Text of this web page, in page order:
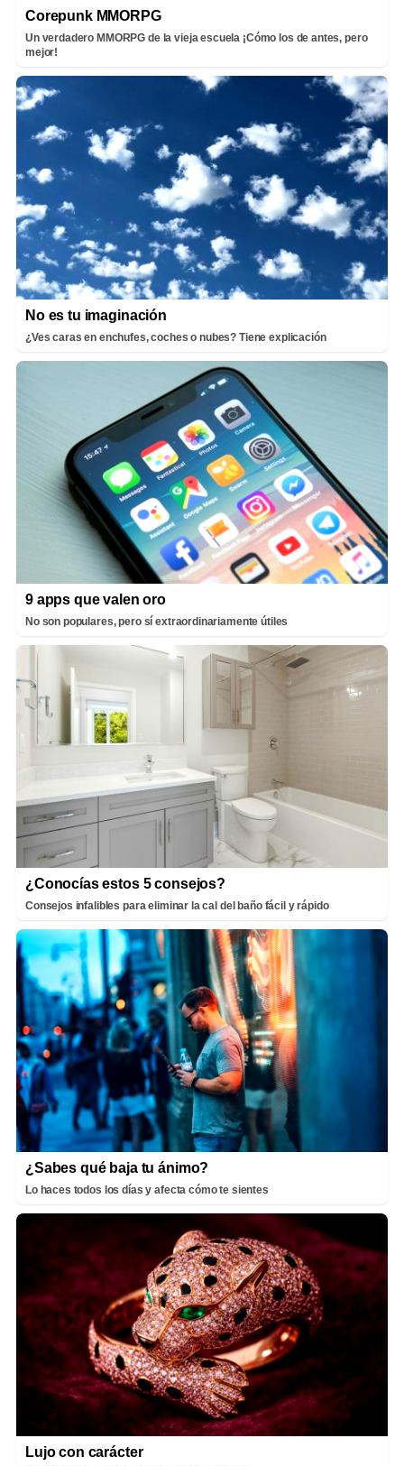
Corepunk MMORPG
Un verdadero MMORPG de la vieja escuela ¡Cómo los de antes, pero
mejor!
No es tu imaginación
¿Ves caras en enchufes, coches o nubes? Tiene explicación
9 apps que valen oro
No son populares, pero sí extraordinariamente útiles
¿Conocías estos 5 consejos?
Consejos infalibles para eliminar la cal del baño fácil y rápido
¿Sabes qué baja tu ánimo?
Lo haces todos los días y afecta cómo te sientes
Lujo con carácter